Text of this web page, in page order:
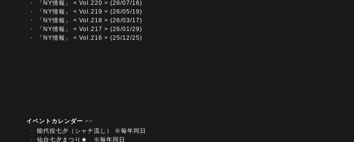
・
「NY情報」 < Vol.220 > (26/07/16)
・
「NY情報」 < Vol.219 > (26/05/19)
・
「NY情報」 < Vol.218 > (26/03/17)
・
「NY情報」 < Vol.217 > (26/01/29)
・
「NY情報」 < Vol.216 > (25/12/25)
イベントカレンダー >>
・
能代役七夕（シャチ流し） ※毎年同日
・
仙台七夕まつり★ ※毎年同日